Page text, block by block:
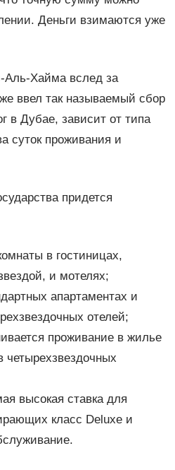
Деньги взимаются уже
Аль-Хайма вслед за
ввел так называемый сбор
в Дубае, зависит от типа
суток проживания и
придется
в гостиницах,
и мотелях;
апартаментах и
отелей;
проживание в жилье
четырехзвездочных
высокая ставка для
класс Deluxe и